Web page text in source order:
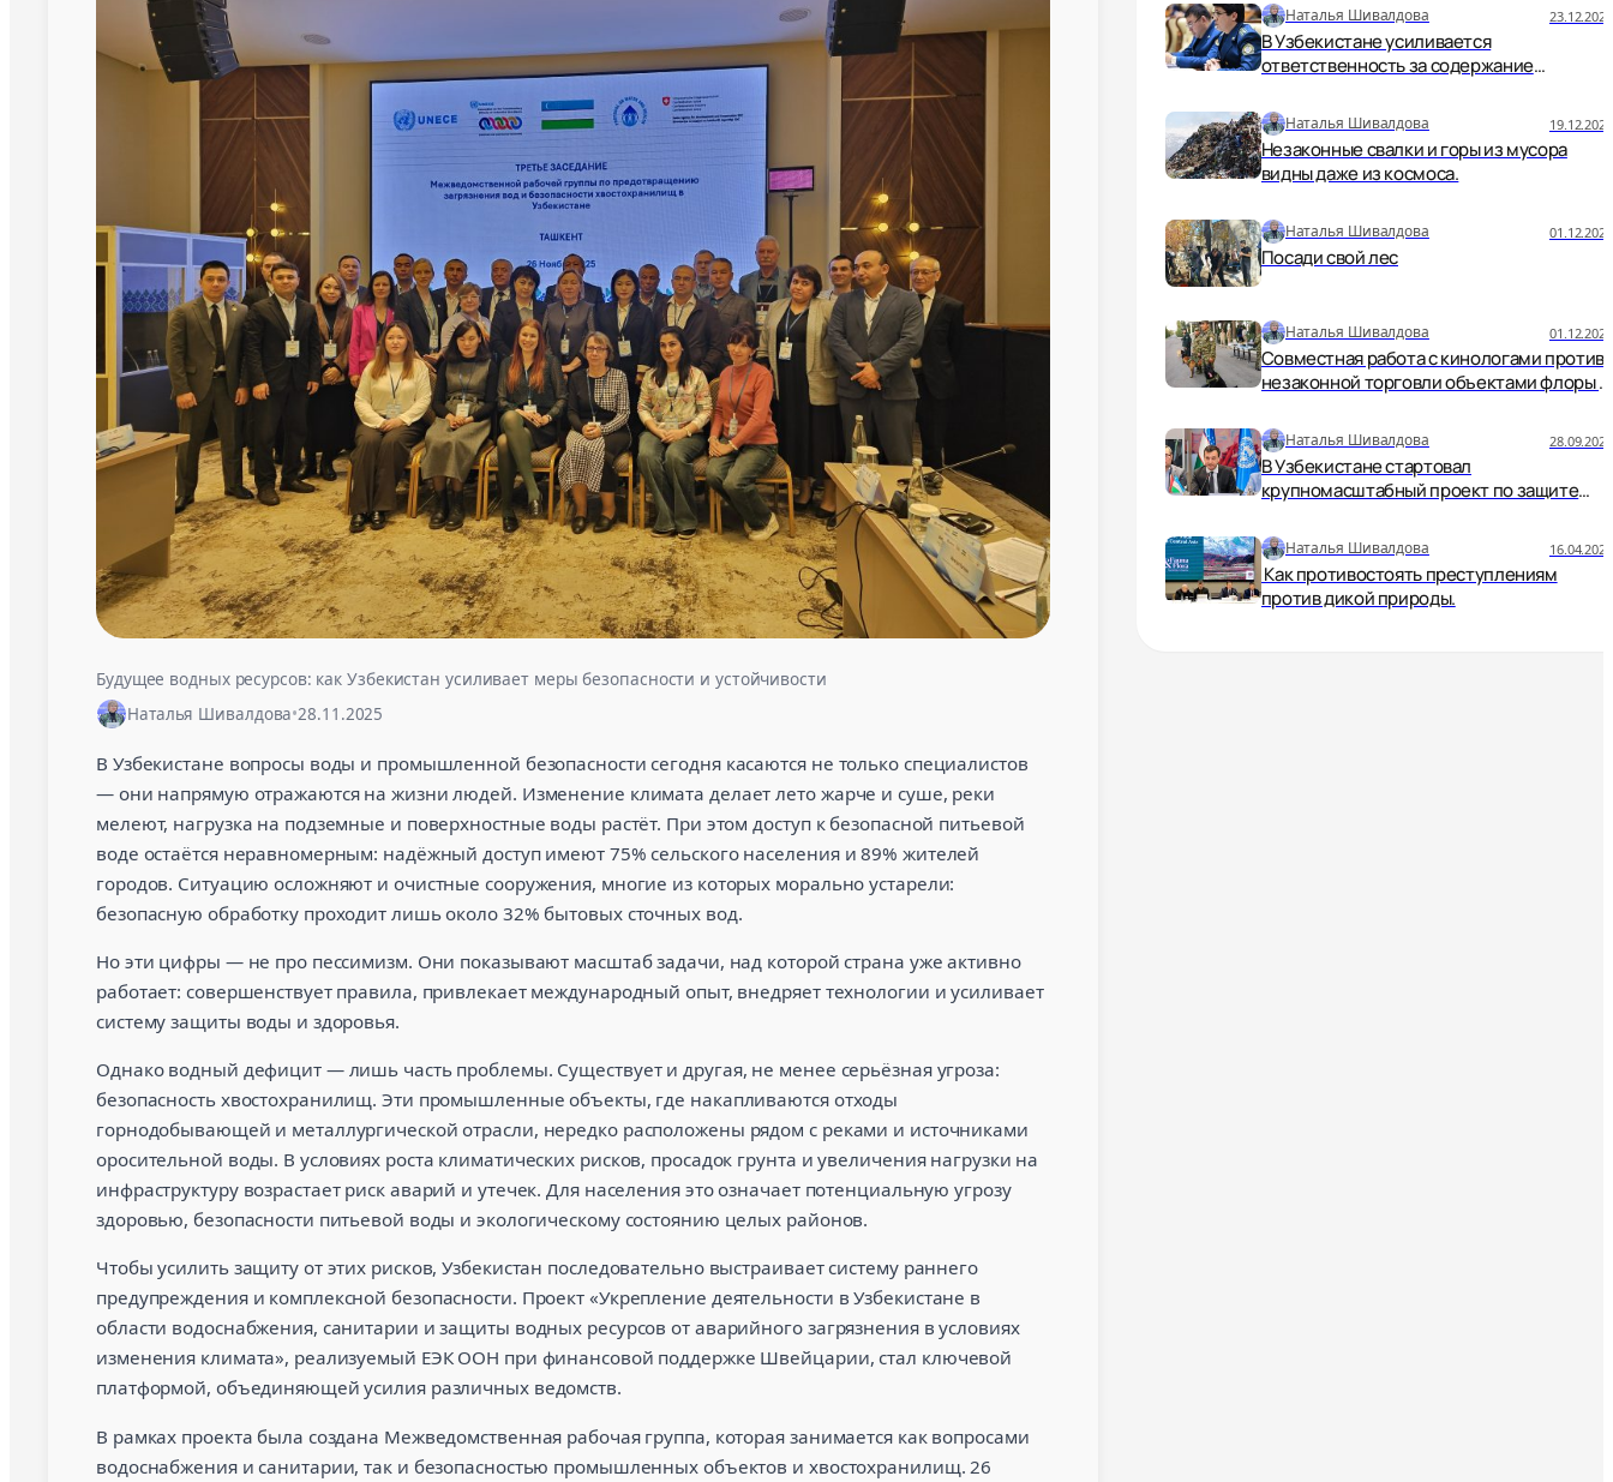
Будущее водных ресурсов: как Узбекистан усиливает меры безопасности и устойчивости
Наталья Шивалдова•28.11.2025
В Узбекистане вопросы воды и промышленной безопасности сегодня касаются не только специалистов
— они напрямую отражаются на жизни людей. Изменение климата делает лето жарче и суше, реки
мелеют, нагрузка на подземные и поверхностные воды растёт. При этом доступ к безопасной питьевой
воде остаётся неравномерным: надёжный доступ имеют 75% сельского населения и 89% жителей
городов. Ситуацию осложняют и очистные сооружения, многие из которых морально устарели:
безопасную обработку проходит лишь около 32% бытовых сточных вод.
Но эти цифры — не про пессимизм. Они показывают масштаб задачи, над которой страна уже активно
работает: совершенствует правила, привлекает международный опыт, внедряет технологии и усиливает
систему защиты воды и здоровья.
Однако водный дефицит — лишь часть проблемы. Существует и другая, не менее серьёзная угроза:
безопасность хвостохранилищ. Эти промышленные объекты, где накапливаются отходы
горнодобывающей и металлургической отрасли, нередко расположены рядом с реками и источниками
оросительной воды. В условиях роста климатических рисков, просадок грунта и увеличения нагрузки на
инфраструктуру возрастает риск аварий и утечек. Для населения это означает потенциальную угрозу
здоровью, безопасности питьевой воды и экологическому состоянию целых районов.
Чтобы усилить защиту от этих рисков, Узбекистан последовательно выстраивает систему раннего
предупреждения и комплексной безопасности. Проект «Укрепление деятельности в Узбекистане в
области водоснабжения, санитарии и защиты водных ресурсов от аварийного загрязнения в условиях
изменения климата», реализуемый ЕЭК ООН при финансовой поддержке Швейцарии, стал ключевой
платформой, объединяющей усилия различных ведомств.
В рамках проекта была создана Межведомственная рабочая группа, которая занимается как вопросами
водоснабжения и санитарии, так и безопасностью промышленных объектов и хвостохранилищ. 26
Наталья Шивалдова 23.12.2024
В Узбекистане усиливается
ответственность за содержание
запрещенных к содержанию.
Наталья Шивалдова 19.12.2024
Незаконные свалки и горы из мусора
видны даже из космоса.
Наталья Шивалдова 01.12.2024
Посади свой лес
Наталья Шивалдова 01.12.2024
Совместная работа с кинологами против
незаконной торговли объектами флоры и
Наталья Шивалдова 28.09.2024
В Узбекистане стартовал
крупномасштабный проект по защите
Наталья Шивалдова 16.04.2024
Как противостоять преступлениям
против дикой природы.